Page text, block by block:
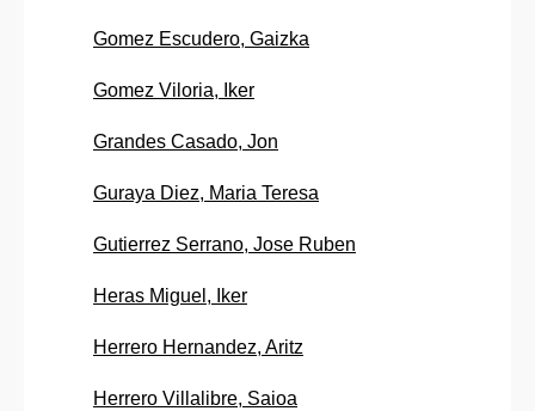
Gomez Escudero, Gaizka
Gomez Viloria, Iker
Grandes Casado, Jon
Guraya Diez, Maria Teresa
Gutierrez Serrano, Jose Ruben
Heras Miguel, Iker
Herrero Hernandez, Aritz
Herrero Villalibre, Saioa